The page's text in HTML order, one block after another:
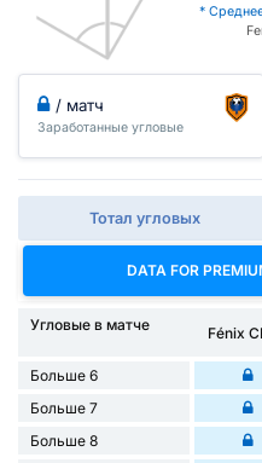
*
/ матч
Заработанные угловые
Тотал угловых
DATA FOR
Угловые в матче Fénix
Больше 6
Больше 7
Больше 8